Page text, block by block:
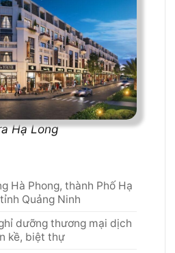
Hạ Long
Hà Phong, thành Phố Hạ
Quảng Ninh
dưỡng thương mại dịch
kề, biệt thự